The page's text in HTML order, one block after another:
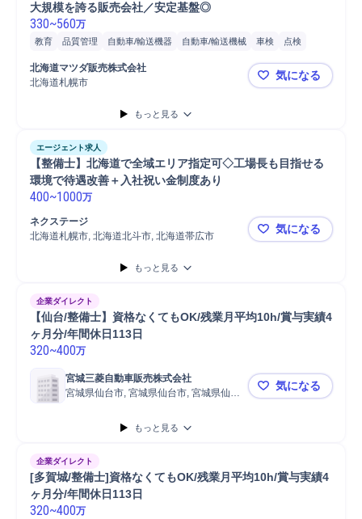
大規模を誇る販売会社／安定基盤◎
330~560万
教育 品質管理 自動車/輸送機器 自動車/輸送機械 車検
点検
自動車
北海道マツダ販売株式会社
北海道札幌市
自動車整備
気になる
もっと見る
エージェント求人
【整備士】北海道で全域エリア指定可◇工場長も目指せる
環境で待遇改善＋入社祝い金制度あり
400~1000万
ネクステージ
北海道札幌市, 北海道北斗市, 北海道帯広市
【整備士】
気になる
もっと見る
企業ダイレクト
【仙台/整備士】資格なくてもOK/残業月平均10h/賞与実績4
ヶ月分/年間休日113日
320~400万
宮城三菱自動車販売株式会社
宮城県仙台市, 宮城県仙台市, 宮城県仙台
【仙台/整備
気になる
もっと見る
企業ダイレクト
[多賀城/整備士]資格なくてもOK/残業月平均10h/賞与実績4
ヶ月分/年間休日113日
320~400万